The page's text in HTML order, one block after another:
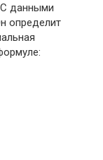
С данными
определит